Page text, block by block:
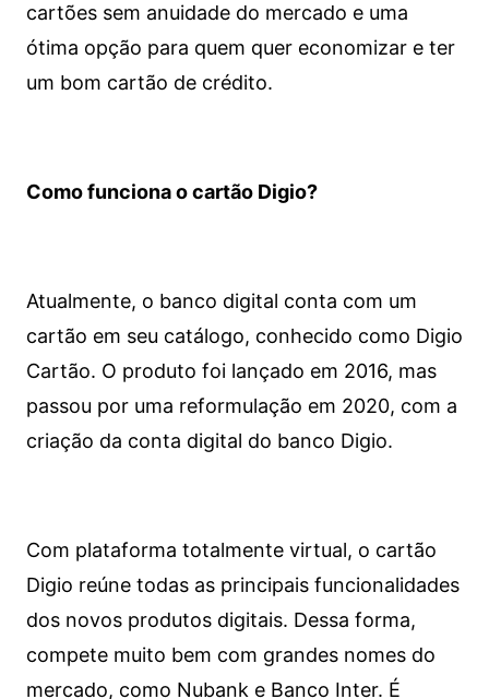
cartões sem anuidade do mercado e uma
ótima opção para quem quer economizar e ter
um bom cartão de crédito.
Como funciona o cartão Digio?
Atualmente, o banco digital conta com um
cartão em seu catálogo, conhecido como Digio
Cartão. O produto foi lançado em 2016, mas
passou por uma reformulação em 2020, com a
criação da conta digital do banco Digio.
Com plataforma totalmente virtual, o cartão
Digio reúne todas as principais funcionalidades
dos novos produtos digitais. Dessa forma,
compete muito bem com grandes nomes do
mercado, como Nubank e Banco Inter. É